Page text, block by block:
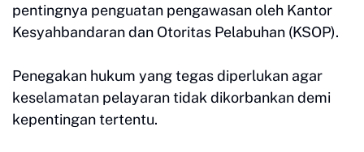
pentingnya penguatan pengawasan oleh Kantor
Kesyahbandaran dan Otoritas Pelabuhan (KSOP).
Penegakan hukum yang tegas diperlukan agar
keselamatan pelayaran tidak dikorbankan demi
kepentingan tertentu.